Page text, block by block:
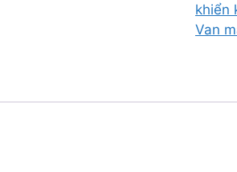
khiển
Van